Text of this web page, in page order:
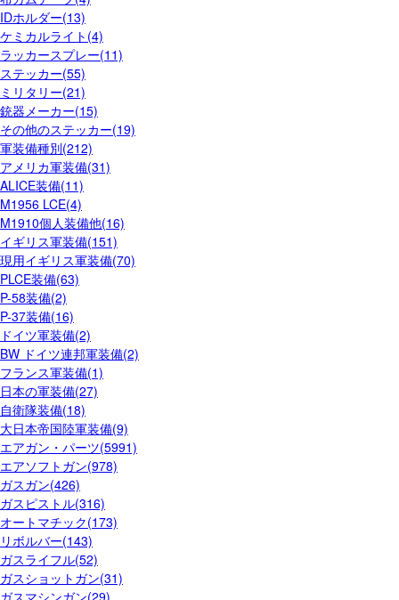
IDホルダー(13)
ケミカルライト(4)
ラッカースプレー(11)
ステッカー(55)
ミリタリー(21)
銃器メーカー(15)
その他のステッカー(19)
軍装備種別(212)
アメリカ軍装備(31)
ALICE装備(11)
M1956 LCE(4)
M1910個人装備他(16)
イギリス軍装備(151)
現用イギリス軍装備(70)
PLCE装備(63)
P-58装備(2)
P-37装備(16)
ドイツ軍装備(2)
BW ドイツ連邦軍装備(2)
フランス軍装備(1)
日本の軍装備(27)
自衛隊装備(18)
大日本帝国陸軍装備(9)
エアガン・パーツ(5991)
エアソフトガン(978)
ガスガン(426)
ガスピストル(316)
オートマチック(173)
リボルバー(143)
ガスライフル(52)
ガスショットガン(31)
ガスマシンガン(29)